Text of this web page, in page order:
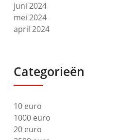
juni 2024
mei 2024
april 2024
Categorieën
10 euro
1000 euro
20 euro